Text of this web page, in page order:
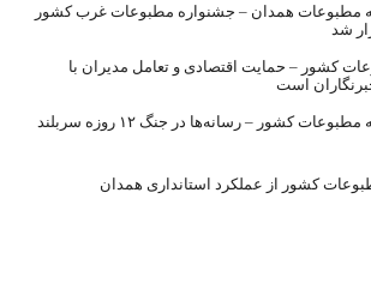
مطبوعات همدان – جشنواره مطبوعات غرب کشور
شد
کشور – حمایت اقتصادی و تعامل مدیران با
است
رئیس هیأت‌مدیره خانه مطبوعات کشور – رسانه‌ها در جنگ ۱۲ روزه سربلند
کشور از عملکرد استانداری همدان